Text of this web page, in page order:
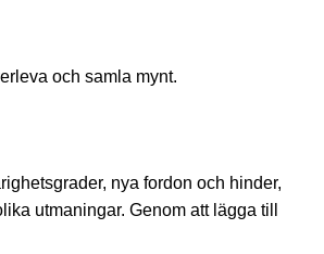
och samla mynt.
nya fordon och hinder,
utmaningar. Genom att lägga till